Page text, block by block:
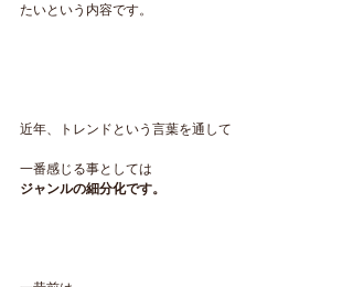
たいという内容です。
近年、トレンドという言葉を通して
一番感じる事としては
ジャンルの細分化です。